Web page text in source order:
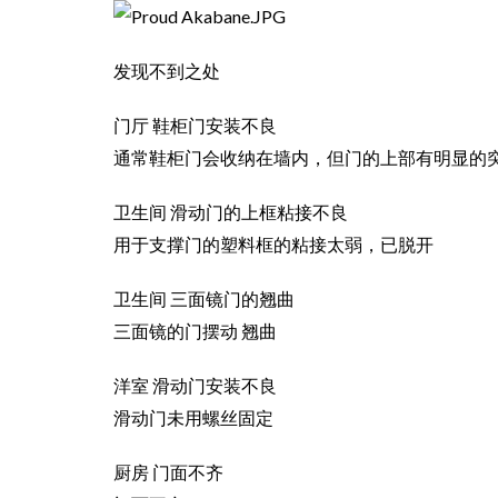
发现不到之处
门厅 鞋柜门安装不良
通常鞋柜门会收纳在墙内，但门的上部有明显的
卫生间 滑动门的上框粘接不良
用于支撑门的塑料框的粘接太弱，已脱开
卫生间 三面镜门的翘曲
三面镜的门摆动 翘曲
洋室 滑动门安装不良
滑动门未用螺丝固定
厨房 门面不齐